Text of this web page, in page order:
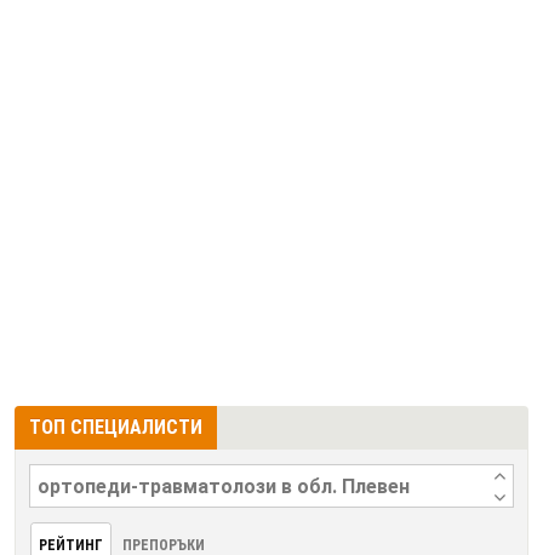
ТОП СПЕЦИАЛИСТИ
РЕЙТИНГ ПРЕПОРЪКИ